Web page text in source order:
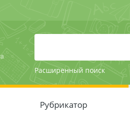
Расширенный поиск
Рубрикатор